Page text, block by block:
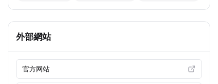
外部網站
官方网站